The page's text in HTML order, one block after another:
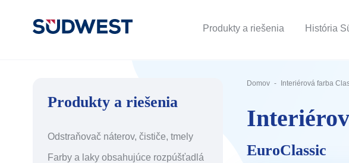
Produkty a riešenia História
Produkty a riešenia
Odstraňovač náterov, čističe, tmely
Farby a laky obsahujúce rozpúšťadlá
Domov Interiérová farba
EuroClassic